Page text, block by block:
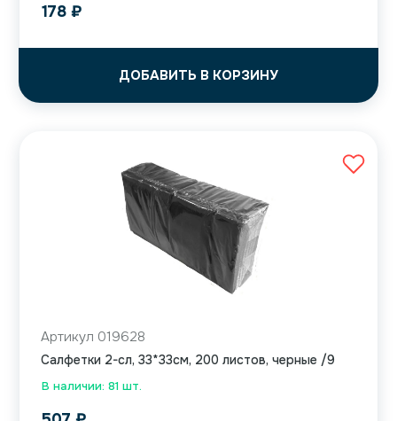
178 ₽
ДОБАВИТЬ В КОРЗИНУ
В наличии: 81 шт.
Артикул 019628
Салфетки 2-сл, 33*33см, 200 листов, черные /9